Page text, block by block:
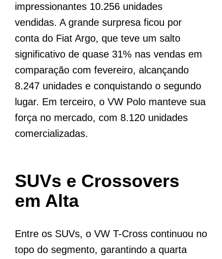
impressionantes 10.256 unidades
vendidas. A grande surpresa ficou por
conta do Fiat Argo, que teve um salto
significativo de quase 31% nas vendas em
comparação com fevereiro, alcançando
8.247 unidades e conquistando o segundo
lugar. Em terceiro, o VW Polo manteve sua
força no mercado, com 8.120 unidades
comercializadas.
SUVs e Crossovers
em Alta
Entre os SUVs, o VW T-Cross continuou no
topo do segmento, garantindo a quarta